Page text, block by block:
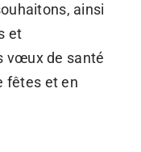
ainsi
et
vœux de santé
fêtes et en